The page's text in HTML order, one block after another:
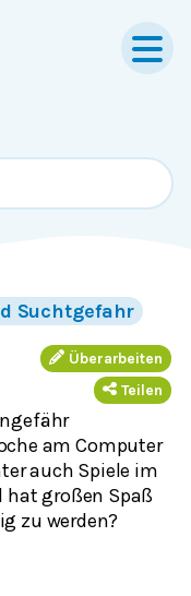
Suchtgefahr
Überarbeiten
Teilen
am Computer
auch Spiele im
hat großen Spaß
zu werden?